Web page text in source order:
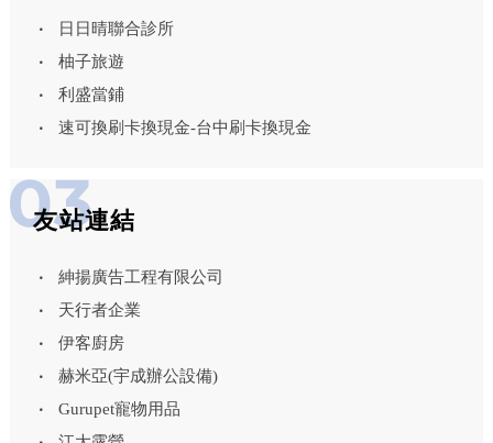
日日晴聯合診所
柚子旅遊
利盛當鋪
速可換刷卡換現金-台中刷卡換現金
友站連結
紳揚廣告工程有限公司
天行者企業
伊客廚房
赫米亞(宇成辦公設備)
Gurupet寵物用品